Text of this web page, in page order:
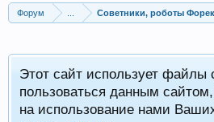
Форум
Этот сайт использует файлы
пользоваться данным
на использование нами